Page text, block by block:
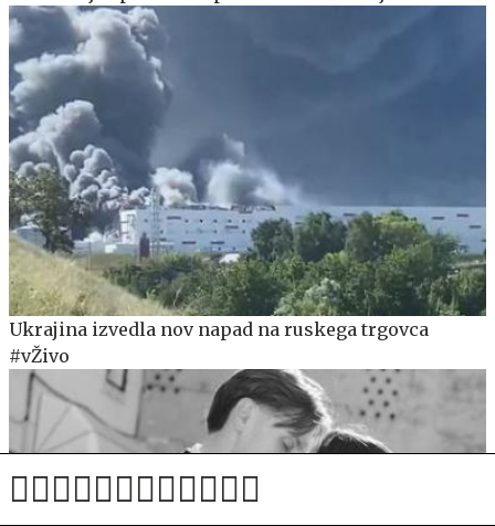
Ukrajina izvedla nov napad na ruskega trgovca
#vŽivo